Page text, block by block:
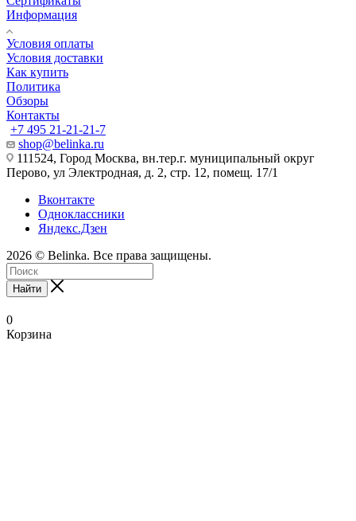
Информация
Условия оплаты
Условия доставки
Как купить
Политика
Обзоры
Контакты
+7 495 21-21-21-7
shop@belinka.ru
111524, Город Москва, вн.тер.г. муниципальный округ
Перово, ул Электродная, д. 2, стр. 12, помещ. 17/1
Вконтакте
Одноклассники
Яндекс.Дзен
2026 © Belinka. Все права защищены.
Найти
0
Корзина